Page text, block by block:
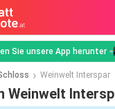
Sie unsere App herunter
Weinwelt Interspar
Weinwelt